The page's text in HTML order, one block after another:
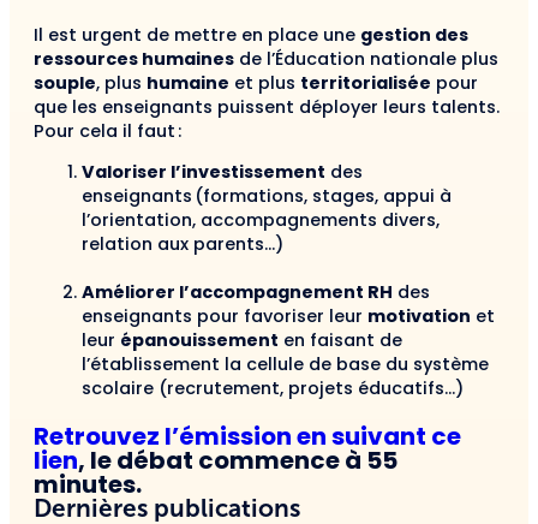
Il est urgent de mettre en place une gestion des
ressources humaines de l’Éducation nationale plus
souple, plus humaine et plus territorialisée pour
que les enseignants puissent déployer leurs talents.
Pour cela il faut :
Valoriser l’investissement des
enseignants (formations, stages, appui à
l’orientation, accompagnements divers,
relation aux parents…)
Améliorer l’accompagnement RH des
enseignants pour favoriser leur motivation et
leur épanouissement en faisant de
l’établissement la cellule de base du système
scolaire (recrutement, projets éducatifs…)
Retrouvez l’émission en suivant ce
lien, le débat commence à 55
minutes.
Dernières publications